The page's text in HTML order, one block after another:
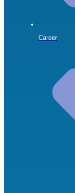
Career